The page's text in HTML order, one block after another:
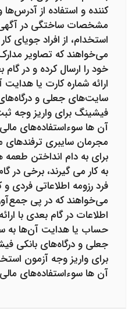
کننده و استفاده از آدرس‌ها
مشخصات ساختگی در
استخدام، از افراد جویای کار
می‌خواهند که تصاویر
خود را ارسال کرده و در گام
ارائه شماره کارت یا هدایت
سایت‌های جعلی و
فیشینگ برای واریز وجه
آن ها سوءاستفاده‌های
مجرمان سایبری ترفندهای
برای به دام انداختن
به کار می گیرند، برخی در
فرد رزومه اطلاعاتی فردی و
می‌خواهند که در پی
اطلاعات در گام بعدی با
حساب یا هدایت آن‌ها به
جعلی و درگاه‌های بانکی
برای واریز وجه آزمون
آن ها سوءاستفاده‌های